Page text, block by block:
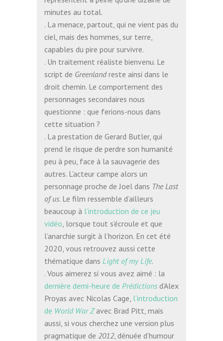
minutes au total.
. La menace, partout, qui ne vient pas du
ciel, mais des hommes, sur terre,
capables du pire pour survivre.
. Un traitement réaliste bienvenu. Le
script de Greenlandreste ainsi dans le
droit chemin. Le comportement des
personnages secondaires nous
questionne : que ferions-nous dans
cette situation ?
. La prestation de Gerard Butler, qui
prend le risque de perdre son humanité
peu à peu, face à la sauvagerie des
autres. L’acteur campe alors un
personnage proche de Joel dans The Last
of us. Le film ressemble d’ailleurs
beaucoup à l’introduction de ce jeu
vidéo , lorsque tout s’écroule et que
l’anarchie surgit à l’horizon. En cet été
2020, vous retrouvez aussi cette
thématique dans Light of my Life.
. Vous aimerez si vous avez aimé : la
dernière demi-heure de Prédictions d’Alex
Proyas avec Nicolas Cage, l’introduction
de World War Zavec Brad Pitt, mais
aussi, si vous cherchez une version plus
pragmatique de 2012 , dénuée d’humour